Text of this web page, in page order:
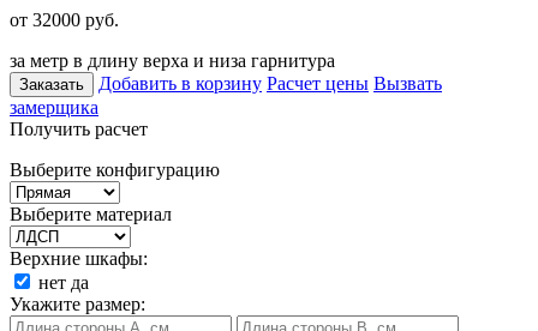
от 32000 руб.
за метр в длину верха и низа гарнитура
Заказать Добавить в корзину Расчет цены Вызвать
замерщика
Получить расчет
Выберите конфигурацию
Выберите материал
Верхние шкафы:
нет да
Укажите размер: